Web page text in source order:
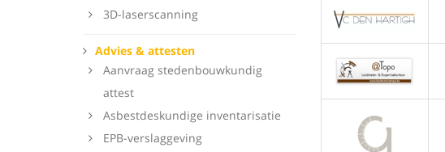
3D-laserscanning
Advies & attesten
Aanvraag stedenbouwkundig
attest
Asbestdeskundige inventarisatie
EPB-verslaggeving